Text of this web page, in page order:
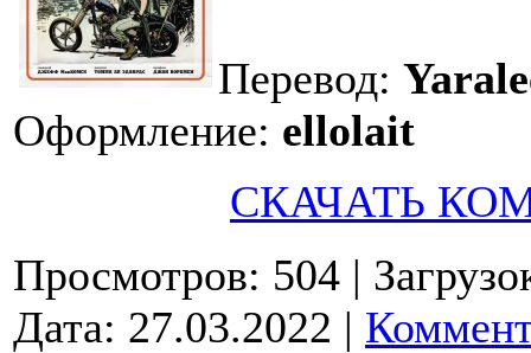
Перевод:
Оформление: ellolait
СКАЧАТЬ
Просмотров: 504 |
Дата: 27.03.2022 |